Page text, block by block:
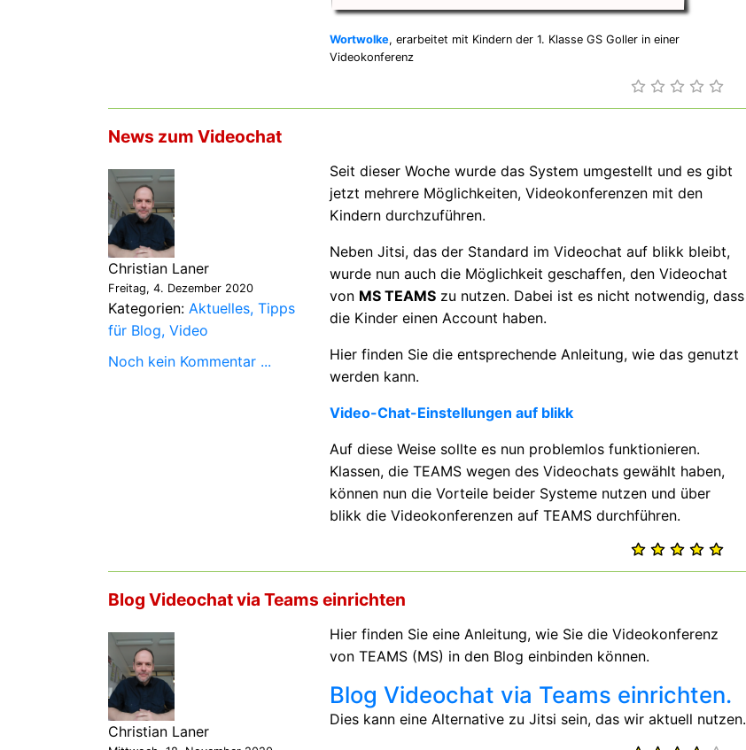
Wortwolke, erarbeitet mit Kindern der 1. Klasse GS Goller in einer
Videokonferenz
News zum Videochat
Seit dieser Woche wurde das System umgestellt und es gibt
jetzt mehrere Möglichkeiten, Videokonferenzen mit den
Kindern durchzuführen.
Neben Jitsi, das der Standard im Videochat auf blikk bleibt,
wurde nun auch die Möglichkeit geschaffen, den Videochat
von MS TEAMS zu nutzen. Dabei ist es nicht notwendig, dass
die Kinder einen Account haben.
Hier finden Sie die entsprechende Anleitung, wie das genutzt
werden kann.
Video-Chat-Einstellungen auf blikk
Auf diese Weise sollte es nun problemlos funktionieren.
Klassen, die TEAMS wegen des Videochats gewählt haben,
können nun die Vorteile beider Systeme nutzen und über
blikk die Videokonferenzen auf TEAMS durchführen.
Christian Laner
Freitag, 4. Dezember 2020
Kategorien: Aktuelles Tipps
für Blog Video
Noch kein Kommentar ...
Blog Videochat via Teams einrichten
Hier finden Sie eine Anleitung, wie Sie die Videokonferenz
von TEAMS (MS) in den Blog einbinden können.
Blog Videochat via Teams einrichten.
Dies kann eine Alternative zu Jitsi sein, das wir aktuell nutzen.
Christian Laner